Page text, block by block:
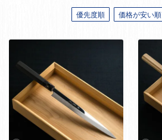
優先度順 価格が安い順